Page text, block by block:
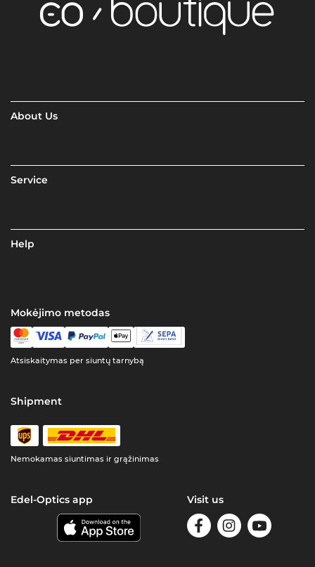
About Us
Service
Help
Mokėjimo metodas
Atsiskaitymas per siuntų tarnybą
Shipment
Nemokamas siuntimas ir grąžinimas
Edel-Optics app Visit us